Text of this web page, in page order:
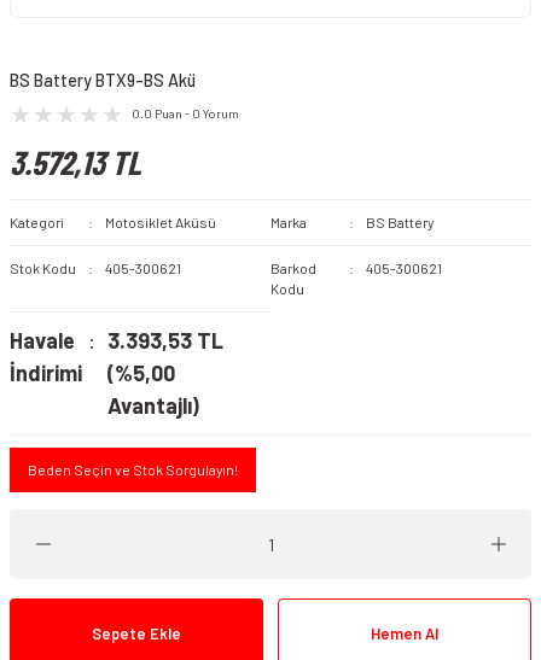
BS Battery BTX9-BS Akü
0.0 Puan - 0 Yorum
3.572,13 TL
Kategori Motosiklet Aküsü Marka BS Battery
Stok Kodu 405-300621
Barkod
Kodu
405-300621
Havale
İndirimi
3.393,53 TL
(%5,00
Avantajlı)
Beden Seçin ve Stok Sorgulayın!
Sepete Ekle Hemen Al